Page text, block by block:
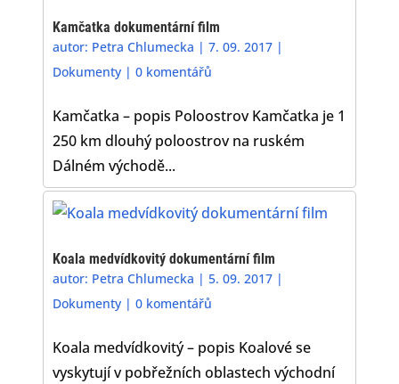
Kamčatka dokumentární film
autor: Petra Chlumecka |7. 09. 2017 |
Dokumenty |0 komentářů
Kamčatka – popis Poloostrov Kamčatka je 1
250 km dlouhý poloostrov na ruském
Dálném východě...
Koala medvídkovitý dokumentární film
autor: Petra Chlumecka |5. 09. 2017 |
Dokumenty |0 komentářů
Koala medvídkovitý – popis Koalové se
vyskytují v pobřežních oblastech východní